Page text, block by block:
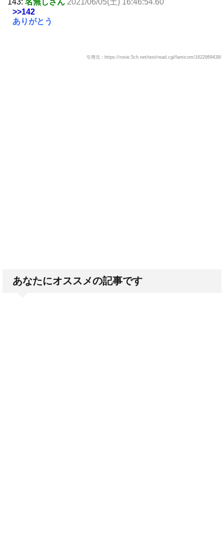
143: 名無しさん 2021/06/05(土) 16:46:54.60
>>142
ありがとう
引用元：https://rosie.5ch.net/test/read.cgi/famicom/1622869438/
あなたにオススメの記事です